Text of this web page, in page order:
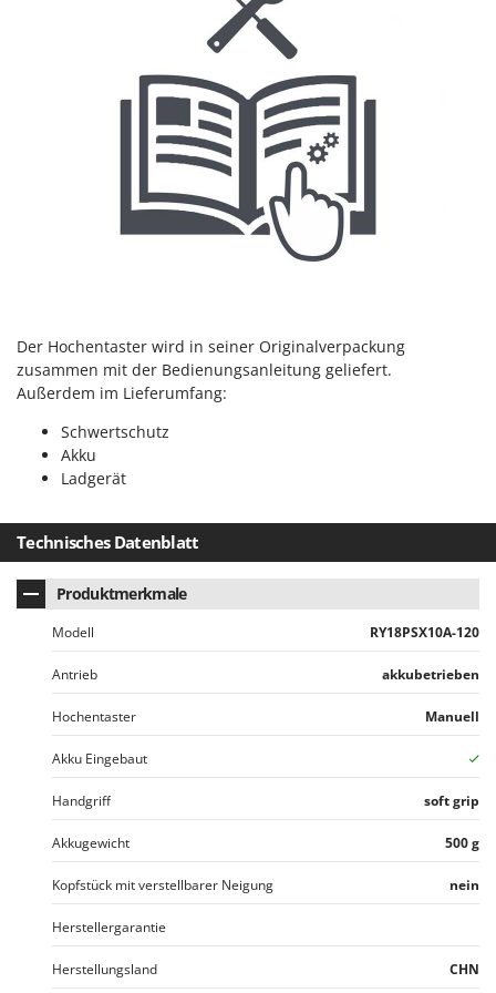
Outdoorchef
Palazzetti
Philips
Pramac
R.G.V.
Reber
Redback
Resto Italia
Ribimex
Ripartrak
Ritter
River Systems
Robomow
Rossofuoco
Rover Pompe
Ryobi
S.T.P.
Der Hochentaster wird in seiner Originalverpackung
zusammen mit der Bedienungsanleitung geliefert.
Außerdem im Lieferumfang:
Schwertschutz
Akku
Ladgerät
Technisches Datenblatt
Produktmerkmale
Modell RY18PSX10A-120
Antrieb akkubetrieben
Hochentaster Manuell
Akku Eingebaut
Handgriff soft grip
Akkugewicht 500 g
Kopfstück mit verstellbarer Neigung nein
Herstellergarantie
Herstellungsland CHN